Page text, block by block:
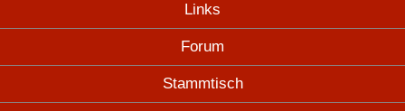
Links
Forum
Stammtisch